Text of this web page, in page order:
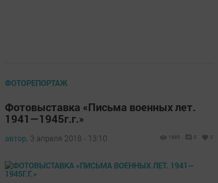
ФОТОРЕПОРТАЖ
Фотовыставка «Письма военных лет.
1941—1945г.г.»
автор, 3 апреля 2018 - 13:10 1685 0 0